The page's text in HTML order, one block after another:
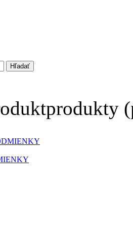
produkty